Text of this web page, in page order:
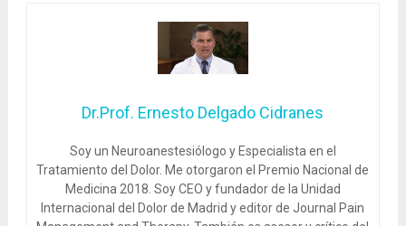
Dr.Prof. Ernesto Delgado Cidranes
Soy un Neuroanestesiólogo y Especialista en el
Tratamiento del Dolor. Me otorgaron el Premio Nacional de
Medicina 2018. Soy CEO y fundador de la Unidad
Internacional del Dolor de Madrid y editor de Journal Pain